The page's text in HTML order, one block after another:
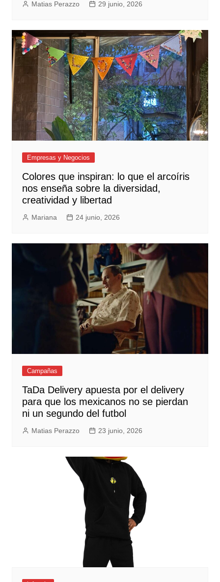
Matias Perazzo 29 junio, 2026
Empresas y Negocios
Colores que inspiran: lo que el arcoíris
nos enseña sobre la diversidad,
creatividad y libertad
Mariana 24 junio, 2026
Campañas
TaDa Delivery apuesta por el delivery
para que los mexicanos no se pierdan
ni un segundo del futbol
Matias Perazzo 23 junio, 2026